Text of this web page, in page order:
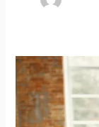
Intermed,
organisme
de
formation!